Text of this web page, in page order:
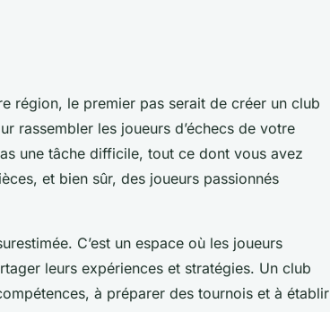
région, le premier pas serait de créer un club
rassembler les joueurs d’échecs de votre
une tâche difficile, tout ce dont vous avez
et bien sûr, des joueurs passionnés
C’est un espace où les joueurs
leurs expériences et stratégies. Un club
à préparer des tournois et à établir